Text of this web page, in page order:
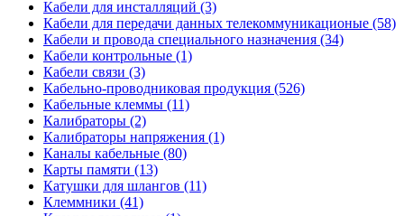
Кабели для инсталляций (3)
Кабели для передачи данных телекоммуникационые (58)
Кабели и провода специального назначения (34)
Кабели контрольные (1)
Кабели связи (3)
Кабельно-проводниковая продукция (526)
Кабельные клеммы (11)
Калибраторы (2)
Калибраторы напряжения (1)
Каналы кабельные (80)
Карты памяти (13)
Катушки для шлангов (11)
Клеммники (41)